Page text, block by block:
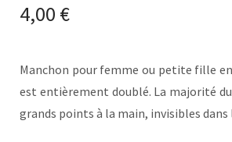
4,00 €
Manchon pour femme ou petite fille
est entièrement doublé. La majorité
grands points à la main, invisibles dans